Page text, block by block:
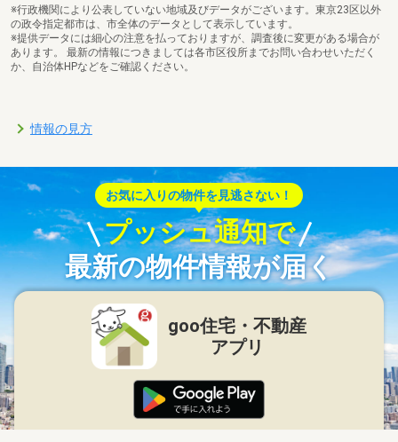
※行政機関により公表していない地域及びデータがございます。東京23区以外
の政令指定都市は、市全体のデータとして表示しています。
※提供データには細心の注意を払っておりますが、調査後に変更がある場合が
あります。 最新の情報につきましては各市区役所までお問い合わせいただく
か、自治体HPなどをご確認ください。
情報の見方
お気に入りの物件を見逃さない！
プッシュ通知で
最新の物件情報が届く
goo住宅・不動産
アプリ